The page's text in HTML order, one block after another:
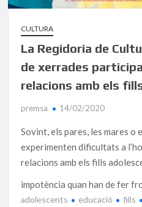
CULTURA
La Regidoria de
de xerrades
relacions amb els
premsa 14/02/2020
Sovint, els pares, les mares o
experimenten dificultats a
relacions amb els fills
impotència quan han de fer
adolescents educació fills